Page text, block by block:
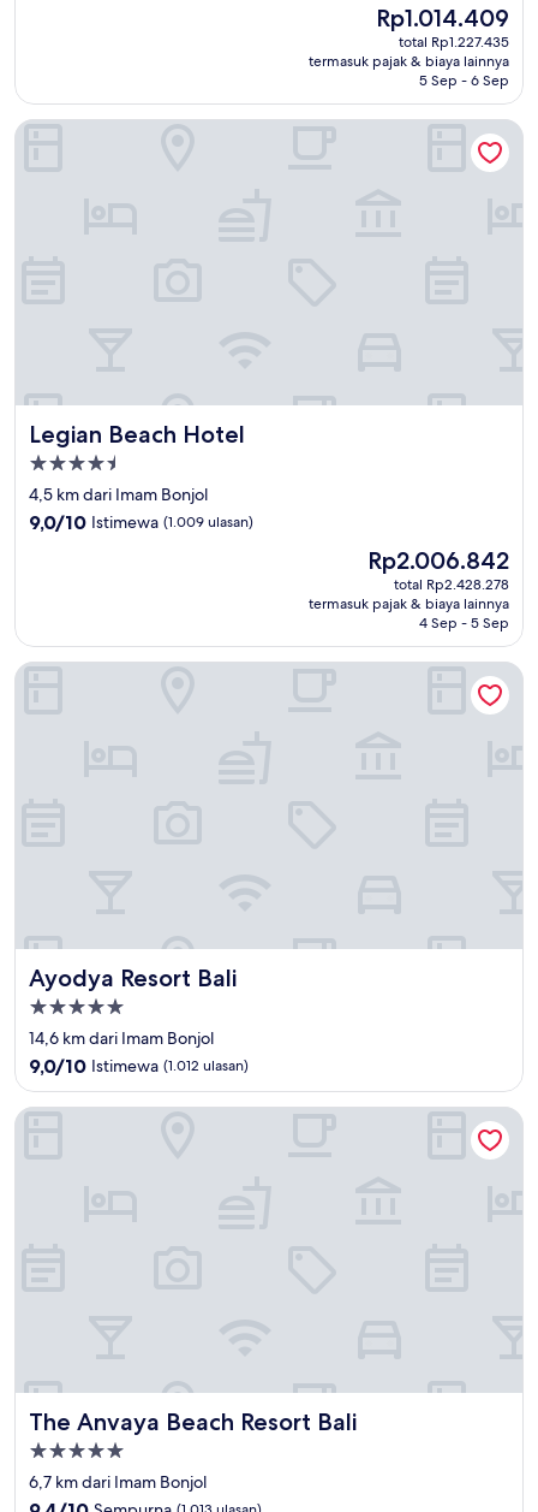
Harga
sekarang
Rp1.014.409
Rp1.014.409
total Rp1.227.435
termasuk pajak & biaya lainnya
5 Sep - 6 Sep
Legian Beach Hotel
Legian Beach Hotel
Properti
bintang
4.5
4,5 km dari Imam Bonjol
9.0
9,0/10 Istimewa (1.009 ulasan)
Harga
sekarang
Rp2.006.842
Rp2.006.842
total Rp2.428.278
termasuk pajak & biaya lainnya
4 Sep - 5 Sep
Legian Beach Hotel
Ayodya Resort Bali
Ayodya Resort Bali
Properti
bintang
5.0
14,6 km dari Imam Bonjol
9.0
10,
9,0/10 Istimewa (1.012 ulasan)
Ayodya Resort Bali
The Anvaya Beach Resort Bali
The Anvaya Beach Resort Bali
Properti
bintang
5.0
6,7 km dari Imam Bonjol
9.4
The Anvaya Beach Resort Bali